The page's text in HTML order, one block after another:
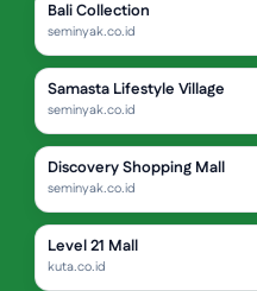
Bali Collection
seminyak.co.id
Samasta Lifestyle Village
seminyak.co.id
Discovery Shopping Mall
seminyak.co.id
Level 21 Mall
kuta.co.id